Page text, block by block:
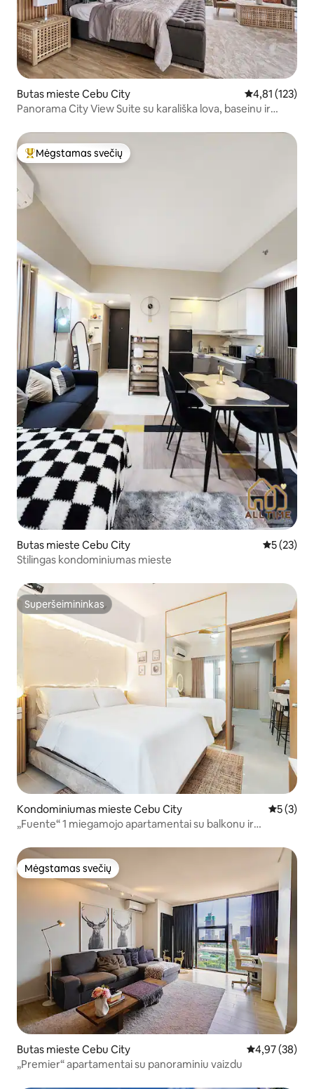
Butas mieste Cebu City Vidutinis
4,81 (123)
Panorama City View Suite su karališka lova, baseinu ir
Svečių mėgstamiausias
Mėgstamas svečių
Butas mieste Cebu City Vidutinis
5 (23)
Stilingas kondominiumas mieste
Superšeimininkas
Superšeimininkas
Kondominiumas mieste Cebu City Vidutinis
5 (3)
„Fuente“ 1 miegamojo apartamentai su balkonu ir
Mėgstamas svečių
Mėgstamas svečių
Butas mieste Cebu City Vidutinis
4,97 (38)
„Premier“ apartamentai su panoraminiu vaizdu